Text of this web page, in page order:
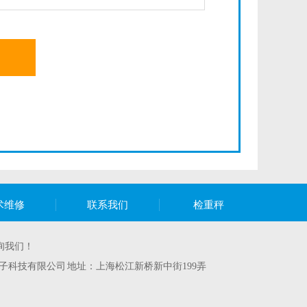
维修 联系我们 检重秤
们！
技有限公司 地址：上海松江新桥新中街199弄